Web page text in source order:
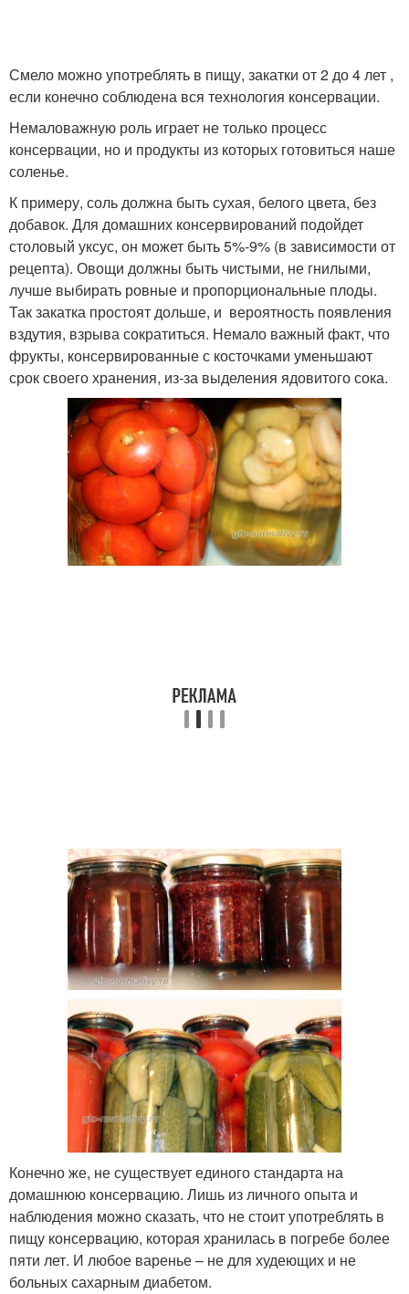
Смело можно употреблять в пищу, закатки от 2 до 4 лет ,
если конечно соблюдена вся технология консервации.
Немаловажную роль играет не только процесс
консервации, но и продукты из которых готовиться наше
соленье.
К примеру, соль должна быть сухая, белого цвета, без
добавок. Для домашних консервирований подойдет
столовый уксус, он может быть 5%-9% (в зависимости от
рецепта). Овощи должны быть чистыми, не гнилыми,
лучше выбирать ровные и пропорциональные плоды.
Так закатка простоят дольше, и вероятность появления
вздутия, взрыва сократиться. Немало важный факт, что
фрукты, консервированные с косточками уменьшают
срок своего хранения, из-за выделения ядовитого сока.
Конечно же, не существует единого стандарта на
домашнюю консервацию. Лишь из личного опыта и
наблюдения можно сказать, что не стоит употреблять в
пищу консервацию, которая хранилась в погребе более
пяти лет. И любое варенье – не для худеющих и не
больных сахарным диабетом.